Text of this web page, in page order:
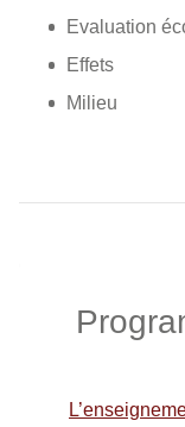
Evaluation
Effets
Milieu